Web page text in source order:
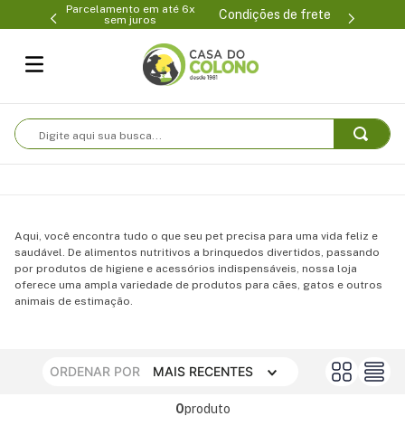
Parcelamento em até 6x
sem juros
Condições de frete
Digite aqui sua busca...
Aqui, você encontra tudo o que seu pet precisa para uma vida feliz e
saudável. De alimentos nutritivos a brinquedos divertidos, passando
por produtos de higiene e acessórios indispensáveis, nossa loja
oferece uma ampla variedade de produtos para cães, gatos e outros
animais de estimação.
ORDENAR POR MAIS RECENTES
0produto